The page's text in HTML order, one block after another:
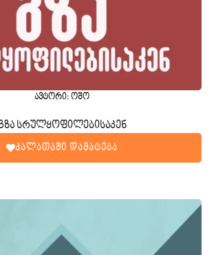
ავტორი: ოშო
სრულყოფილებისაკენ
კალათაში დამატება